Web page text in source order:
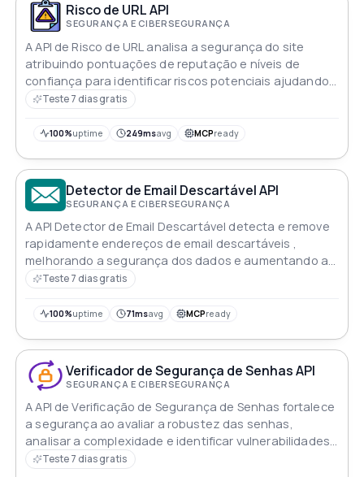
Risco de URL API
SEGURANÇA E CIBERSEGURANÇA
A API de Risco de URL analisa a segurança do site
atribuindo pontuações de reputação e níveis de
confiança para identificar riscos potenciais ajudando
a garantir uma experiência de navegação mais segura
Teste 7 dias gratis
100%uptime 249msavg MCPready
Detector de Email Descartável API
SEGURANÇA E CIBERSEGURANÇA
A API Detector de Email Descartável detecta e remove
rapidamente endereços de email descartáveis ,
melhorando a segurança dos dados e aumentando a
eficiência das comunicações por email
Teste 7 dias gratis
100%uptime 71msavg MCPready
Verificador de Segurança de Senhas API
SEGURANÇA E CIBERSEGURANÇA
A API de Verificação de Segurança de Senhas fortalece
a segurança ao avaliar a robustez das senhas,
analisar a complexidade e identificar vulnerabilidades
potenciais para proteger contra violações
Teste 7 dias gratis